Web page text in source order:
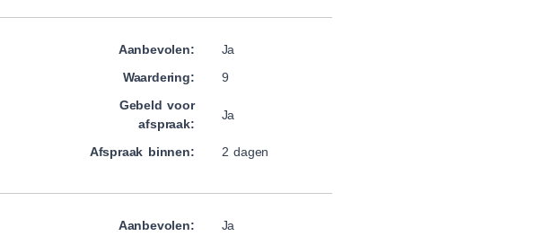
Aanbevolen:
Ja
Waardering:
9
Gebeld voor
afspraak:
Ja
Afspraak binnen: 2 dagen
Aanbevolen:
Ja